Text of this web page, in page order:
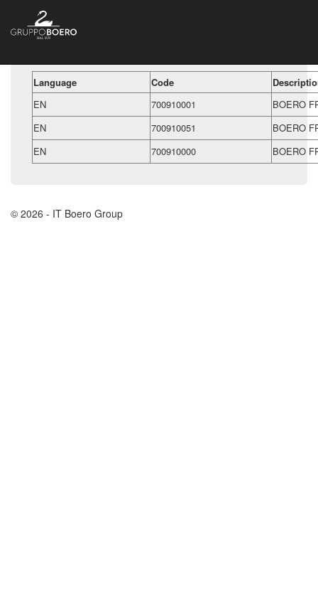
Language Code
EN
700910001
BOERO
EN
700910051
BOERO
EN
700910000 BOERO
© 2026 - IT Boero Group